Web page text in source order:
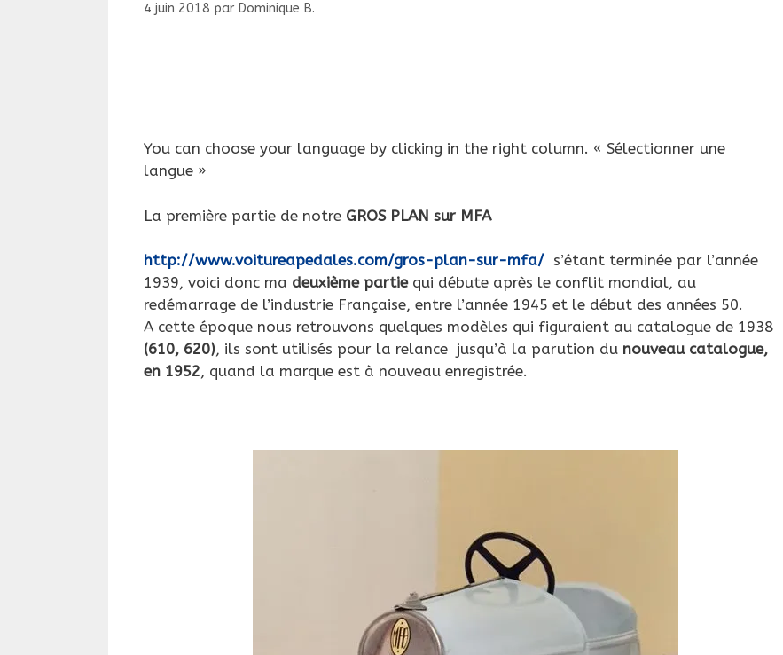
4 juin 2018 par Dominique B.
You can choose your language by clicking in the right column. « Sélectionner une
langue »
La première partie de notre GROS PLAN sur MFA
http://www.voitureapedales.com/gros-plan-sur-mfa/ s’étant terminée par l’année
1939, voici donc ma deuxième partiequi débute après le conflit mondial, au
redémarrage de l’industrie Française, entre l’année 1945 et le début des années 50.
A cette époque nous retrouvons quelques modèles qui figuraient au catalogue de 1938
(610, 620), ils sont utilisés pour la relance jusqu’à la parution du nouveau catalogue,
en 1952, quand la marque est à nouveau enregistrée.